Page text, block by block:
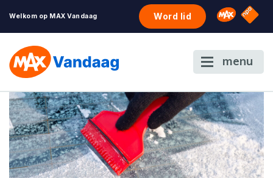
Welkom op MAX Vandaag Word lid Omroep
NPO
menu